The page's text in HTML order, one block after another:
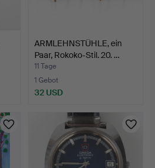
ARMLEHNSTÜHLE, ein
Paar, Rokoko-Stil. 20. …
11 Tage
1 Gebot
32 USD